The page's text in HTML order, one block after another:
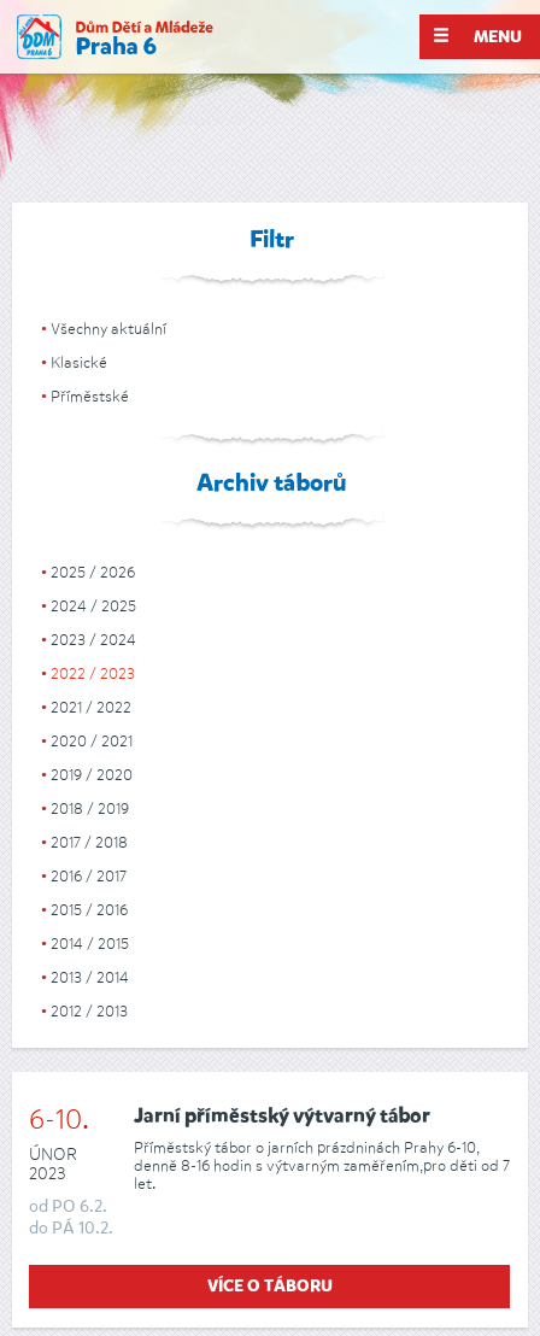
MENU
Filtr
Všechny aktuální
Klasické
Příměstské
Archiv táborů
2025 / 2026
2024 / 2025
2023 / 2024
2022 / 2023
2021 / 2022
2020 / 2021
2019 / 2020
2018 / 2019
2017 / 2018
2016 / 2017
2015 / 2016
2014 / 2015
2013 / 2014
2012 / 2013
6-10.
ÚNOR
2023
od PO 6.2.
do PÁ 10.2.
Jarní příměstský výtvarný tábor
Příměstský tábor o jarních prázdninách Prahy 6-10,
denně 8-16 hodin s výtvarným zaměřením,pro děti od 7
let.
VÍCE O TÁBORU